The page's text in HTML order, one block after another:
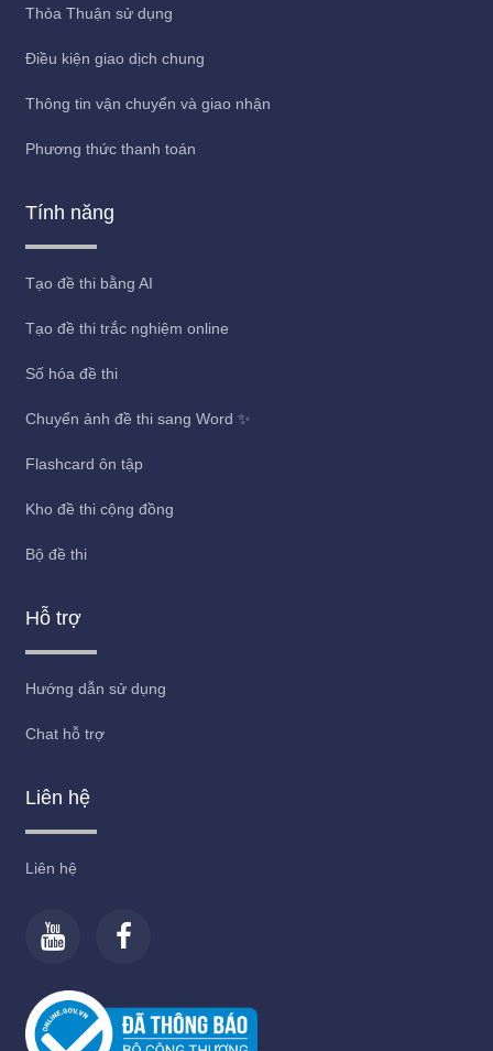
Thỏa Thuận sử dụng
Điều kiện giao dịch chung
Thông tin vận chuyển và giao nhận
Phương thức thanh toán
Tính năng
Tạo đề thi bằng AI
Tạo đề thi trắc nghiệm online
Số hóa đề thi
Chuyển ảnh đề thi sang Word ✨
Flashcard ôn tập
Kho đề thi cộng đồng
Bộ đề thi
Hỗ trợ
Hướng dẫn sử dụng
Chat hỗ trợ
Liên hệ
Liên hệ